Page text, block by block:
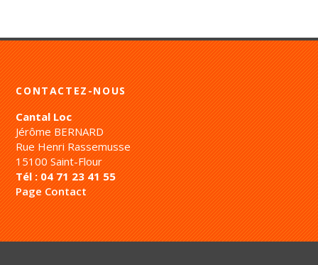
CONTACTEZ-NOUS
Cantal Loc
Jérôme BERNARD
Rue Henri Rassemusse
15100 Saint-Flour
Tél : 04 71 23 41 55
Page Contact